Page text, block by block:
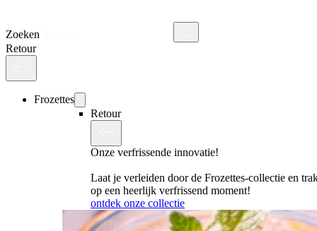
Zoeken
Retour
Frozettes
Retour
Onze verfrissende innovatie!
Laat je verleiden door de Frozettes-collectie en
op een heerlijk verfrissend moment!
ontdek onze collectie